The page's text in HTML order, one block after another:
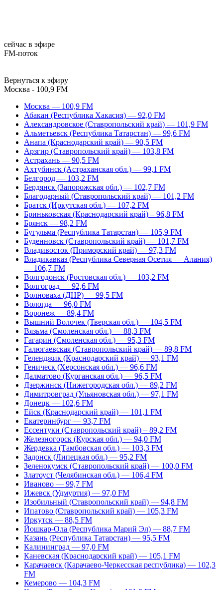
сейчас в эфире
FM-поток
Вернуться к эфиру
Москва - 100,9 FM
Москва — 100,9 FM
Абакан (Республика Хакасия) — 92,0 FM
Александровское (Ставропольский край) — 101,9 FM
Альметьевск (Республика Татарстан) — 99,6 FM
Анапа (Краснодарский край) — 90,5 FM
Арзгир (Ставропольский край) — 103,8 FM
Астрахань — 90,5 FM
Ахтубинск (Астраханская обл.) — 99,1 FM
Белгород — 103,2 FM
Бердянск (Запорожская обл.) — 102,7 FM
Благодарный (Ставропольский край) — 101,2 FM
Братск (Иркутская обл.) — 107,2 FM
Бриньковская (Краснодарский край) – 96,8 FM
Брянск — 98,2 FM
Бугульма (Республика Татарстан) — 105,9 FM
Буденновск (Ставропольский край) — 101,7 FM
Владивосток (Приморский край) — 97,3 FM
Владикавказ (Республика Северная Осетия — Алания)
— 106,7 FM
Волгодонск (Ростовская обл.) — 103,2 FM
Волгоград — 92,6 FM
Волноваха (ДНР) — 99,5 FM
Вологда — 96,0 FM
Воронеж — 89,4 FM
Вышний Волочек (Тверская обл.) — 104,5 FM
Вязьма (Смоленская обл.) — 88,3 FM
Гагарин (Смоленская обл.) — 95,3 FM
Галюгаевская (Ставропольский край) — 89,8 FM
Геленджик (Краснодарский край) — 93,1 FM
Геническ (Херсонская обл.) — 96,6 FM
Далматово (Курганская обл.) — 96,5 FM
Дзержинск (Нижегородская обл.) — 89,2 FM
Димитровград (Ульяновская обл.) — 97,1 FM
Донецк — 102,6 FM
Ейск (Краснодарский край) — 101,1 FM
Екатеринбург — 93,7 FM
Ессентуки (Ставропольский край) – 89,2 FM
Железногорск (Курская обл.) — 94,0 FM
Жердевка (Тамбовская обл.) — 103,3 FM
Задонск (Липецкая обл.) — 95,2 FM
Зеленокумск (Ставропольский край) — 100,0 FM
Златоуст (Челябинская обл.) — 106,4 FM
Иваново — 99,7 FM
Ижевск (Удмуртия) — 97,0 FM
Изобильный (Ставропольский край) — 94,8 FM
Ипатово (Ставропольский край) — 105,3 FM
Иркутск — 88,5 FM
Йошкар-Ола (Республика Марий Эл) — 88,7 FM
Казань (Республика Татарстан) — 95,5 FM
Калининград — 97,0 FM
Каневская (Краснодарский край) — 105,1 FM
Карачаевск (Карачаево-Черкесская республика) — 102,3
FM
Кемерово — 104,3 FM